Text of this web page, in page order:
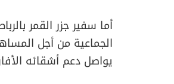
أما سفير جزر القمر
الجماعية من أجل
يواصل دعم أشقائه